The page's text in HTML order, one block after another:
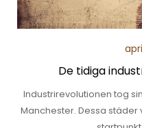
De tidiga
Industrirevolutionen tog
Manchester. Dessa